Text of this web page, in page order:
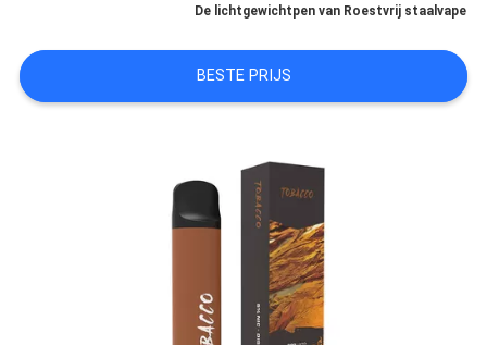
POLICY
De lichtgewichtpen van Roestvrij staalvape
BESTE PRIJS